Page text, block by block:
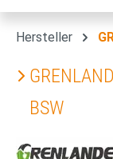
Hersteller
BSW